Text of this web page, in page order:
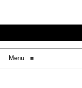
Menu ≡